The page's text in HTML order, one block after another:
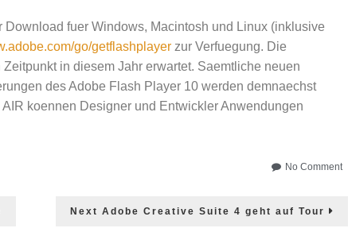
fuer Windows, Macintosh und Linux (inklusive
go/getflashplayer zur Verfuegung. Die
in diesem Jahr erwartet. Saemtliche neuen
des Adobe Flash Player 10 werden demnaechst
koennen Designer und Entwickler Anwendungen
No Commenton
Next
Next
Adobe Creative Suite 4 geht auf Tour